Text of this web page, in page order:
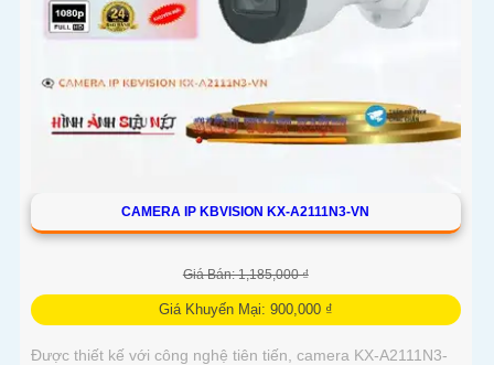
CAMERA IP KBVISION KX-A2111N3-VN
Giá Bán: 1,185,000 ₫
Giá Khuyến Mại: 900,000 ₫
Được thiết kế với công nghệ tiên tiến, camera KX-A2111N3-